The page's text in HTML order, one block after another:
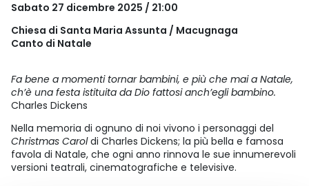
Sabato 27 dicembre 2025 / 21:00
Chiesa di Santa Maria Assunta / Macugnaga
Canto di Natale
Fa bene a momenti tornar bambini, e più che mai a Natale,
ch’è una festa istituita da Dio fattosi anch’egli bambino.
Charles Dickens
Nella memoria di ognuno di noi vivono i personaggi del
Christmas Caroldi Charles Dickens; la più bella e famosa
favola di Natale, che ogni anno rinnova le sue innumerevoli
versioni teatrali, cinematografiche e televisive.